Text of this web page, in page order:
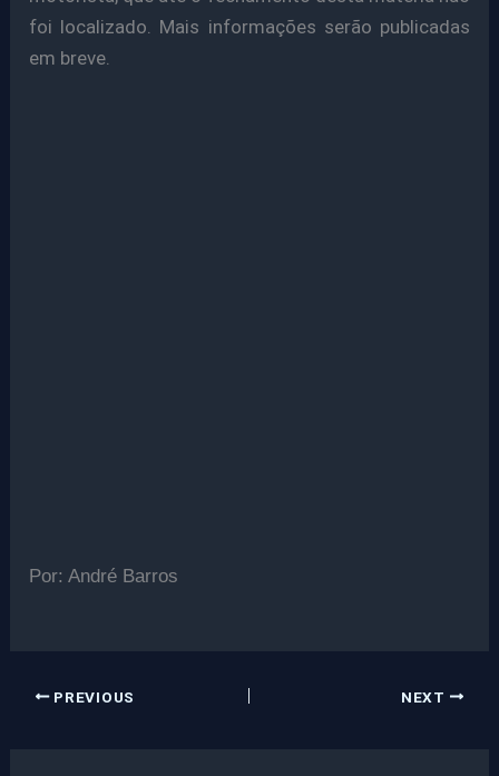
foi localizado. Mais informações serão publicadas
em breve.
Por: André Barros
PREVIOUS NEXT